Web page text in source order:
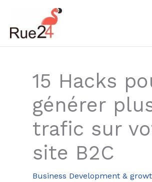
contenu
15 Hacks
générer
trafic sur
site B2C
Business Development &